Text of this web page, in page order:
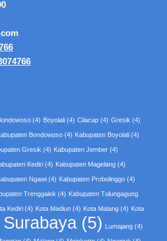
(4) Boyolali (4) Cilacap (4) Gresik (4)
Bondowoso (4) Kabupaten Boyolali (4)
Gresik (4) Kabupaten Jember (4)
Kediri (4) Kabupaten Magelang (4)
Ngawi (4) Kabupaten Probolinggo (4)
Trenggalek (4) Kabupaten Tulungagung
Kediri (4) Kota Madiun (4) Kota Malang (4) Kota
Surabaya (5) Lumajang (4)